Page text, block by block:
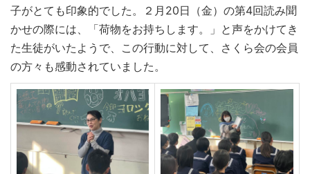
子がとても印象的でした。２月20日（金）の第4回読み聞
かせの際には、「荷物をお持ちします。」と声をかけてき
た生徒がいたようで、この行動に対して、さくら会の会員
の方々も感動されていました。